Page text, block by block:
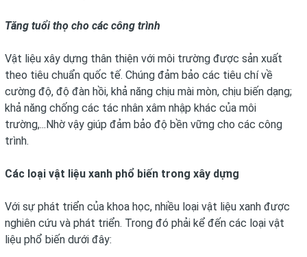
Tăng tuổi thọ cho các công trình
Vật liệu xây dựng thân thiện với môi trường được sản xuất
theo tiêu chuẩn quốc tế. Chúng đảm bảo các tiêu chí về
cường độ, độ đàn hồi, khả năng chịu mài mòn, chịu biến dạng;
khả năng chống các tác nhân xâm nhập khác của môi
trường,...Nhờ vậy giúp đảm bảo độ bền vững cho các công
trình.
Các loại vật liệu xanh phổ biến trong xây dựng
Với sự phát triển của khoa học, nhiều loại vật liệu xanh được
nghiên cứu và phát triển. Trong đó phải kể đến các loại vật
liệu phổ biến dưới đây: